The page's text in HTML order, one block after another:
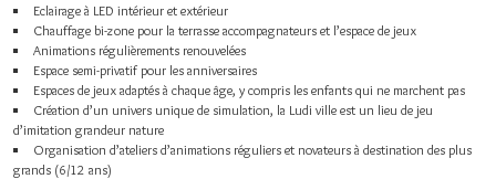
Eclairage à LED intérieur et extérieur
Chauffage bi-zone pour la terrasse accompagnateurs et l’espace de jeux
Animations régulièrements renouvelées
Espace semi-privatif pour les anniversaires
Espaces de jeux adaptés à chaque âge, y compris les enfants qui ne marchent pas
Création d’un univers unique de simulation, la Ludi ville est un lieu de jeu
d’imitation grandeur nature
Organisation d’ateliers d’animations réguliers et novateurs à destination des plus
grands (6/12 ans)